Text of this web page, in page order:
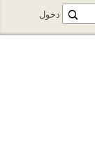
دخول